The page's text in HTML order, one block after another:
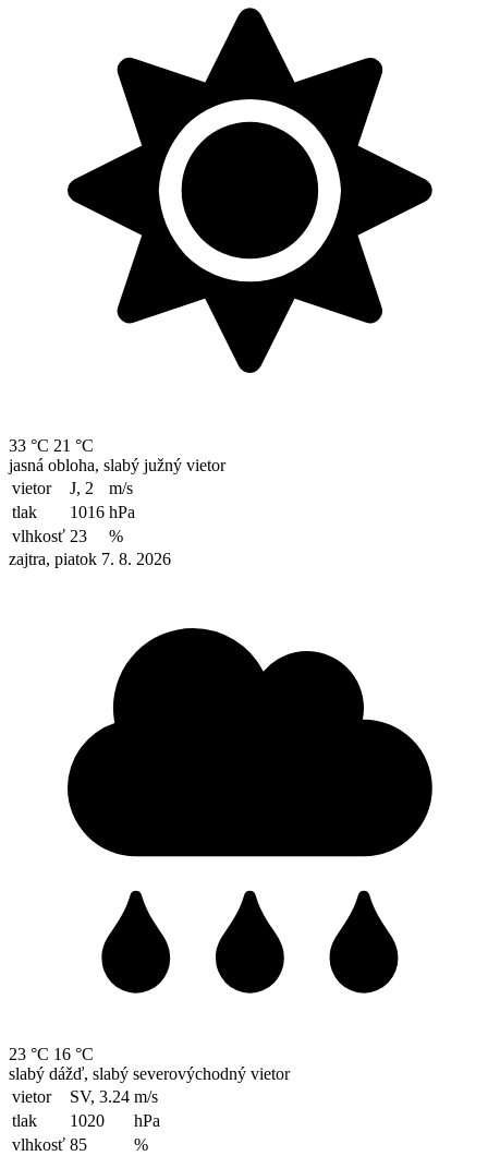
33 °C 21 °C
jasná obloha, slabý južný vietor
vietor
J, 2
m/s
tlak
1016 hPa
vlhkosť 23
%
zajtra, piatok 7. 8. 2026
23 °C 16 °C
slabý dážď, slabý severovýchodný vietor
vietor
SV, 3.24 m/s
tlak
1020
hPa
vlhkosť 85
%